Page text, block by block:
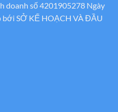
doanh số 4201905278 Ngày
bới SỞ KẾ HOẠCH VÀ ĐẦU